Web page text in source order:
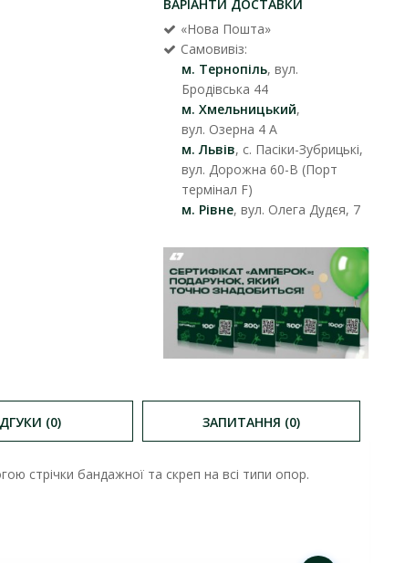
ВАРІАНТИ ДОСТАВКИ
«Нова Пошта»
Самовивіз:
м. Тернопіль, вул.
Бродівська 44
м. Хмельницький,
вул. Озерна 4 А
м. Львів, с. Пасіки-Зубрицькі,
вул. Дорожна 60-В (Порт
термінал F)
м. Рівне, вул. Олега Дудєя, 7
(0) ЗАПИТАННЯ (0)
стрічки бандажної та скреп на всі типи опор.